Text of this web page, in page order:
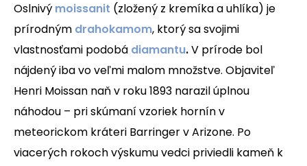
Oslnivý moissanit (zložený z kremíka a uhlíka) je
prírodným drahokamom, ktorý sa svojimi
vlastnosťami podobá diamantu.V prírode bol
nájdený iba vo veľmi malom množstve. Objaviteľ
Henri Moissan naň v roku 1893 narazil úplnou
náhodou – pri skúmaní vzoriek hornín v
meteorickom kráteri Barringer v Arizone. Po
viacerých rokoch výskumu vedci priviedli kameň k